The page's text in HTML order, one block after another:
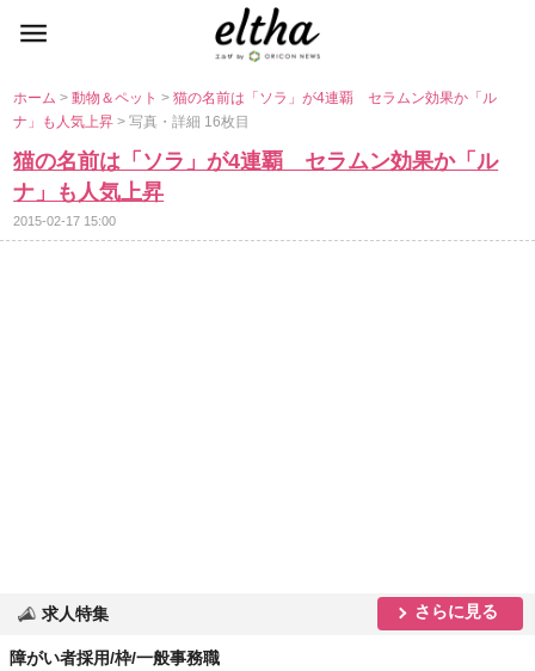
ホーム>動物＆ペット>猫の名前は「ソラ」が4連覇 セラムン効果か「ル
ナ」も人気上昇> 写真・詳細 16枚目
猫の名前は「ソラ」が4連覇 セラムン効果か「ル
ナ」も人気上昇
2015-02-17 15:00
求人特集 さらに見る
障がい者採用/枠/一般事務職